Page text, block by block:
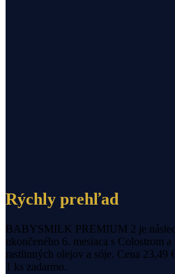
Rýchly prehľad
BABYSMILK PREMIUM 2 je
ukončeného 6. mesiaca s Colostrom
rastlinných olejov a sóje. Cena 23,49
1 ks zadarmo.